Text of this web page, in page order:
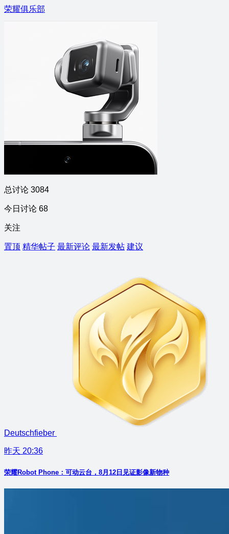
荣耀俱乐部
总讨论 3084
今日讨论 68
关注
置顶 精华帖子 最新评论 最新发帖 建议
Deutschfieber
昨天 20:36
荣耀Robot Phone：可动云台，8月12日见证影像新物种